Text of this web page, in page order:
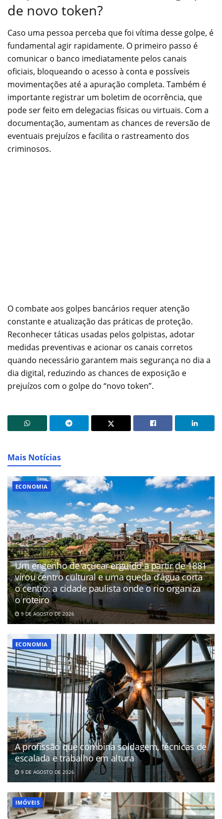
de novo token?
Caso uma pessoa perceba que foi vítima desse golpe, é
fundamental agir rapidamente. O primeiro passo é
comunicar o banco imediatamente pelos canais
oficiais, bloqueando o acesso à conta e possíveis
movimentações até a apuração completa. Também é
importante registrar um boletim de ocorrência, que
pode ser feito em delegacias físicas ou virtuais. Com a
documentação, aumentam as chances de reversão de
eventuais prejuízos e facilita o rastreamento dos
criminosos.
O combate aos golpes bancários requer atenção
constante e atualização das práticas de proteção.
Reconhecer táticas usadas pelos golpistas, adotar
medidas preventivas e acionar os canais corretos
quando necessário garantem mais segurança no dia a
dia digital, reduzindo as chances de exposição e
prejuízos com o golpe do “novo token”.
Mais Notícias
ECONOMIA
Um engenho de açúcar erguido a partir de 1881
virou centro cultural e uma queda d’água corta
o centro: a cidade paulista onde o rio organiza
o roteiro
9 DE AGOSTO DE 2026
ECONOMIA
A profissão que combina soldagem, técnicas de
escalada e trabalho em altura
9 DE AGOSTO DE 2026
IMÓVEIS